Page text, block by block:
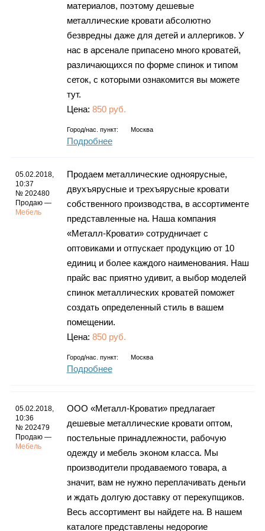
материалов, поэтому дешевые
металлические кровати абсолютно
безвредны даже для детей и аллергиков. У
нас в арсенале припасено много кроватей,
различающихся по форме спинок и типом
сеток, с которыми ознакомится вы можете
тут.
Цена: 850 руб.
Город/нас. пункт: Москва
Подробнее
05.02.2018,
10:37
№ 202480
Продаю —
Мебель
Продаем металлические одноярусные,
двухъярусные и трехъярусные кровати
собственного производства, в ассортименте
представленные на. Наша компания
«Металл-Кровати» сотрудничает с
оптовиками и отпускает продукцию от 10
единиц и более каждого наименования. Наш
прайс вас приятно удивит, а выбор моделей
спинок металлических кроватей поможет
создать определенный стиль в вашем
помещении.
Цена: 850 руб.
Город/нас. пункт: Москва
Подробнее
05.02.2018,
10:36
№ 202479
Продаю —
Мебель
ООО «Металл-Кровати» предлагает
дешевые металлические кровати оптом,
постельные принадлежности, рабочую
одежду и мебель эконом класса. Мы
производители продаваемого товара, а
значит, вам не нужно переплачивать деньги
и ждать долгую доставку от перекупщиков.
Весь ассортимент вы найдете на. В нашем
каталоге представлены недорогие